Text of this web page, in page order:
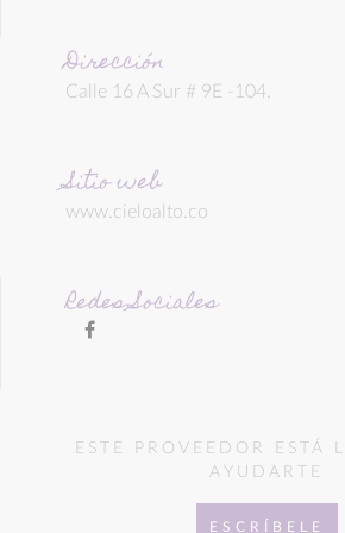
Dirección
Calle 16 A Sur # 9E -104.
Sitio web
www.cieloalto.co
Redes Sociales
ESTE PROVEEDOR ESTÁ
AYUDARTE
ESCRÍBELE